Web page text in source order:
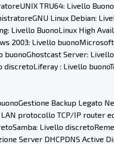
TRU64: Livello
Linux Debian:
Livello BuonoLinux High
2003: Livello
Server:
: Livello
Backup Legato
protocollo TCP/IP router
Livello
Server DHCPDNS